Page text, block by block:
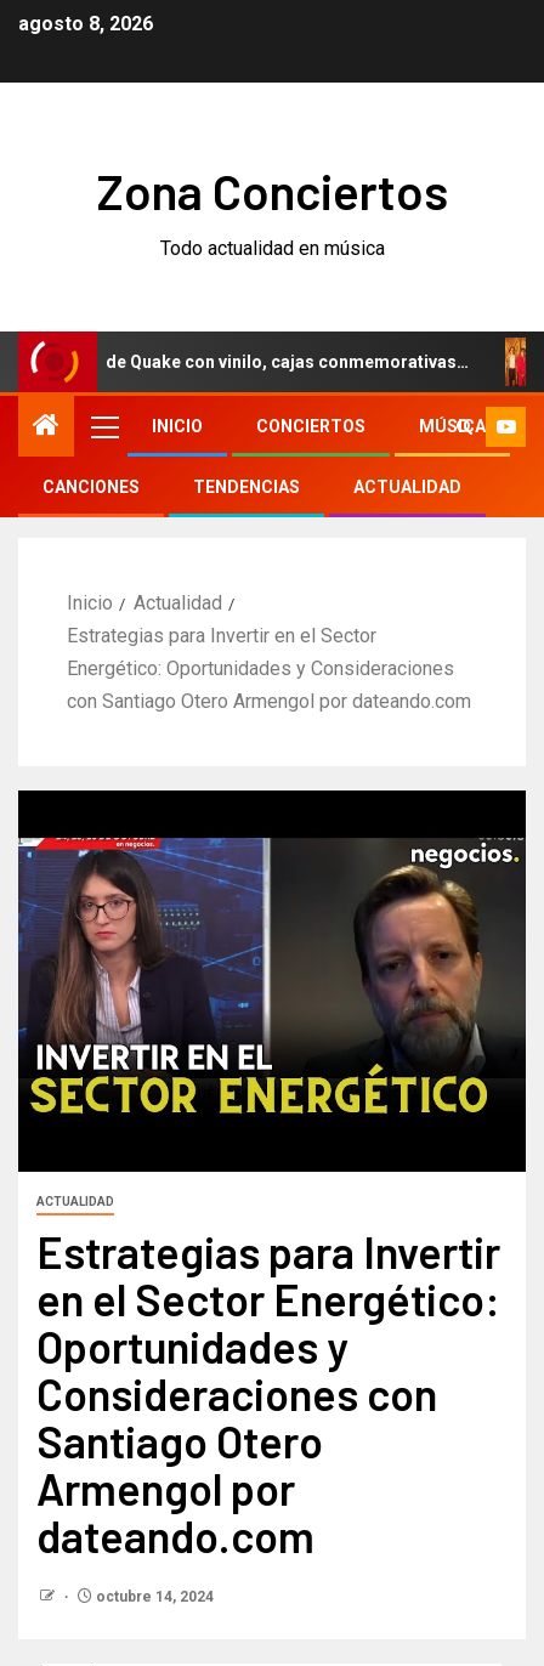
agosto 8, 2026
Zona Conciertos
Todo actualidad en música
de Quake con vinilo, cajas conmemorativas…
INICIO CONCIERTOS MÚSICA
CANCIONES TENDENCIAS ACTUALIDAD
Inicio
Actualidad
Estrategias para Invertir en el Sector
Energético: Oportunidades y Consideraciones
con Santiago Otero Armengol por dateando.com
ACTUALIDAD
Estrategias para Invertir
en el Sector Energético:
Oportunidades y
Consideraciones con
Santiago Otero
Armengol por
dateando.com
octubre 14, 2024